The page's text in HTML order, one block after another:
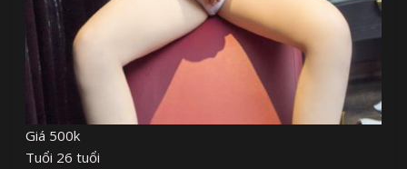
Giá 500k
Tuổi 26 tuổi